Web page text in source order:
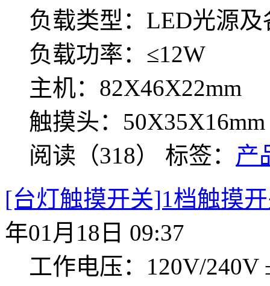
负载类型：LED光源
负载功率：≤12W
主机：82X46X22mm
触摸头：50X35X16mm
阅读（318） 标签： 产
[台灯触摸开关]1档触摸
年01月18日 09:37
工作电压：120V/240V